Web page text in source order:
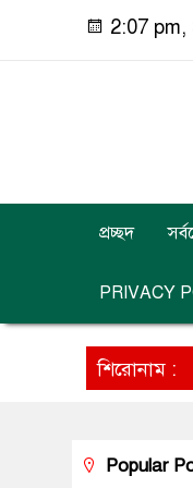
2:07
প্রচ্ছদ
PRIVACY
শিরোনাম :
Popular